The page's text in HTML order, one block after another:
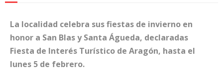
La localidad celebra sus fiestas de invierno en
honor a San Blas y Santa Águeda, declaradas
Fiesta de Interés Turístico de Aragón, hasta el
lunes 5 de febrero.